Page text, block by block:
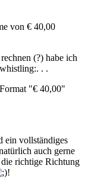
von € 40,00
(?) habe ich
. . .
"€ 40,00"
ein vollständiges
auch gerne
richtige Richtung
!